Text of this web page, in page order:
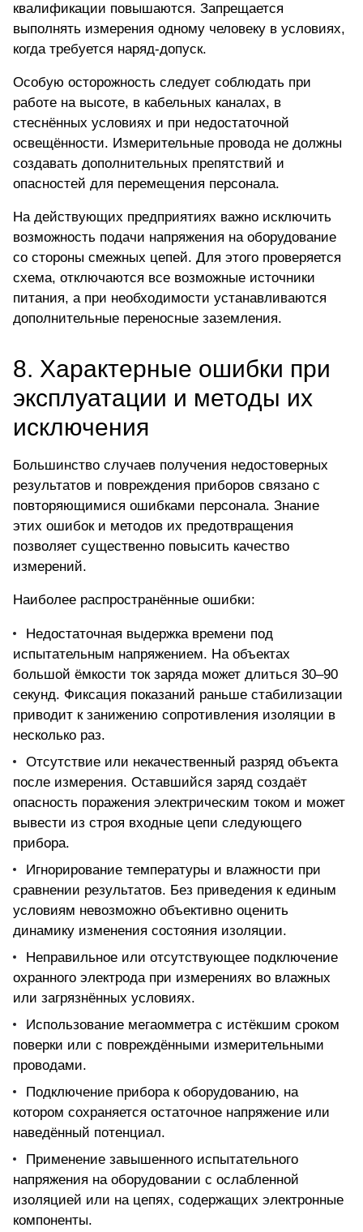
квалификации повышаются. Запрещается
выполнять измерения одному человеку в условиях,
когда требуется наряд-допуск.
Особую осторожность следует соблюдать при
работе на высоте, в кабельных каналах, в
стеснённых условиях и при недостаточной
освещённости. Измерительные провода не должны
создавать дополнительных препятствий и
опасностей для перемещения персонала.
На действующих предприятиях важно исключить
возможность подачи напряжения на оборудование
со стороны смежных цепей. Для этого проверяется
схема, отключаются все возможные источники
питания, а при необходимости устанавливаются
дополнительные переносные заземления.
8. Характерные ошибки при
эксплуатации и методы их
исключения
Большинство случаев получения недостоверных
результатов и повреждения приборов связано с
повторяющимися ошибками персонала. Знание
этих ошибок и методов их предотвращения
позволяет существенно повысить качество
измерений.
Наиболее распространённые ошибки:
Недостаточная выдержка времени под
испытательным напряжением. На объектах
большой ёмкости ток заряда может длиться 30–90
секунд. Фиксация показаний раньше стабилизации
приводит к занижению сопротивления изоляции в
несколько раз.
Отсутствие или некачественный разряд объекта
после измерения. Оставшийся заряд создаёт
опасность поражения электрическим током и может
вывести из строя входные цепи следующего
прибора.
Игнорирование температуры и влажности при
сравнении результатов. Без приведения к единым
условиям невозможно объективно оценить
динамику изменения состояния изоляции.
Неправильное или отсутствующее подключение
охранного электрода при измерениях во влажных
или загрязнённых условиях.
Использование мегаомметра с истёкшим сроком
поверки или с повреждёнными измерительными
проводами.
Подключение прибора к оборудованию, на
котором сохраняется остаточное напряжение или
наведённый потенциал.
Применение завышенного испытательного
напряжения на оборудовании с ослабленной
изоляцией или на цепях, содержащих электронные
компоненты.